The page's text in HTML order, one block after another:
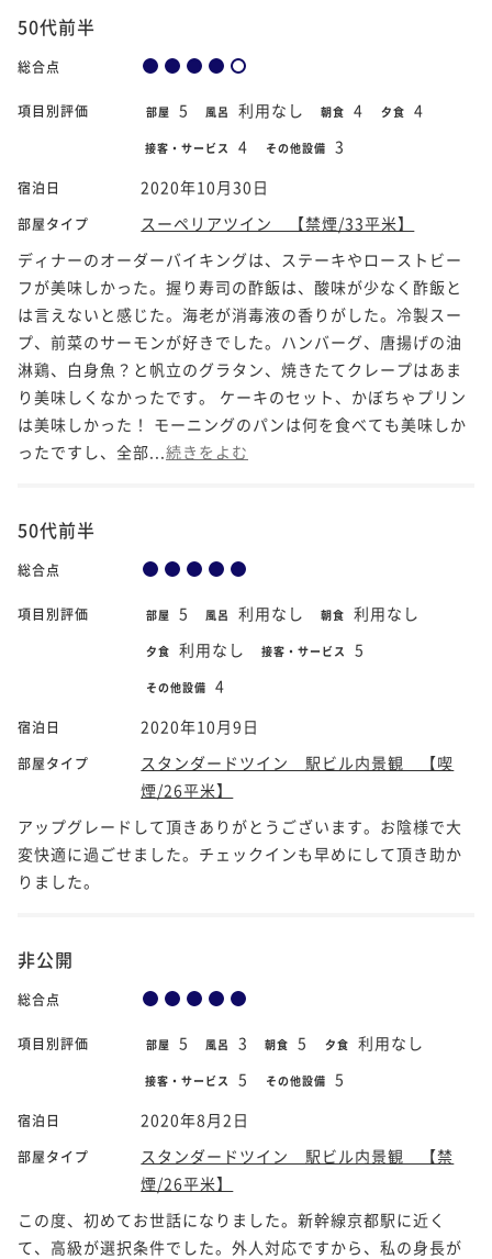
50代前半
総合点
項目別評価 部屋 5 風呂 利用なし 朝食 4 夕食 4
接客・サービス 4 その他設備 3
宿泊日 2020年10月30日
部屋タイプ
スーペリアツイン 【禁煙/33平米】
ディナーのオーダーバイキングは、ステーキやローストビー
フが美味しかった。握り寿司の酢飯は、酸味が少なく酢飯と
は言えないと感じた。海老が消毒液の香りがした。冷製スー
プ、前菜のサーモンが好きでした。ハンバーグ、唐揚げの油
淋鶏、白身魚？と帆立のグラタン、焼きたてクレープはあま
り美味しくなかったです。 ケーキのセット、かぼちゃプリン
は美味しかった！ モーニングのパンは何を食べても美味しか
ったですし、全部... 続きをよむ
50代前半
総合点
項目別評価 部屋 5 風呂 利用なし 朝食 利用なし
夕食 利用なし 接客・サービス 5
その他設備 4
宿泊日 2020年10月9日
部屋タイプ
スタンダードツイン 駅ビル内景観 【喫
煙/26平米】
アップグレードして頂きありがとうございます。お陰様で大
変快適に過ごせました。チェックインも早めにして頂き助か
りました。
非公開
総合点
項目別評価 部屋 5 風呂 3 朝食 5 夕食 利用なし
接客・サービス 5 その他設備 5
宿泊日 2020年8月2日
部屋タイプ
スタンダードツイン 駅ビル内景観 【禁
煙/26平米】
この度、初めてお世話になりました。新幹線京都駅に近く
て、高級が選択条件でした。外人対応ですから、私の身長が